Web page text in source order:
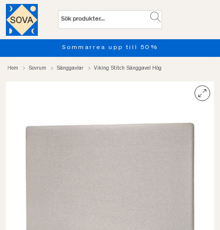
Sommarrea upp till 50%
Hem Sovrum Sänggavlar Viking Stitch Sänggavel Hög